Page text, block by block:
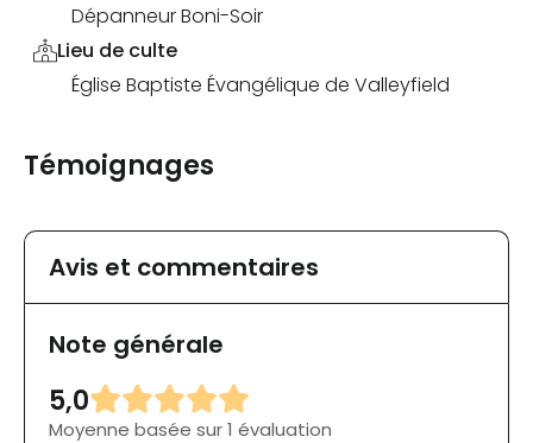
Dépanneur Boni-Soir
Lieu de culte
Église Baptiste Évangélique de Valleyfield
Témoignages
Avis et commentaires
Note générale
5,0
Moyenne basée sur 1 évaluation